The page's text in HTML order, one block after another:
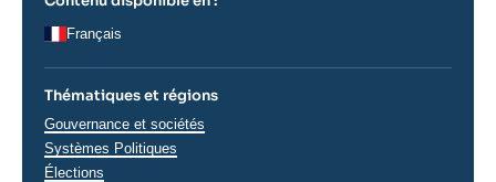
Français
Thématiques et régions
Thématiques
analyses
Gouvernance et sociétés
Systèmes Politiques
Élections